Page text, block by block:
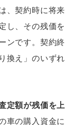
、契約時に将来
し、その残価を
ンです。契約終
換え」のいずれ
定額が残価を上
車の購入資金に